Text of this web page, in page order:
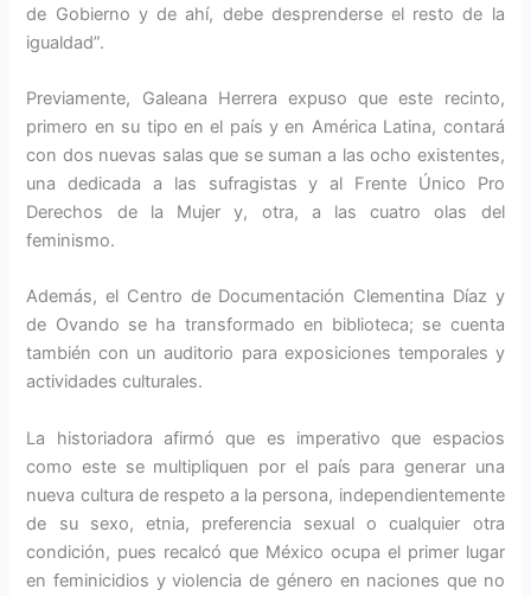
de Gobierno y de ahí, debe desprenderse el resto de la
igualdad”.
Previamente, Galeana Herrera expuso que este recinto,
primero en su tipo en el país y en América Latina, contará
con dos nuevas salas que se suman a las ocho existentes,
una dedicada a las sufragistas y al Frente Único Pro
Derechos de la Mujer y, otra, a las cuatro olas del
feminismo.
Además, el Centro de Documentación Clementina Díaz y
de Ovando se ha transformado en biblioteca; se cuenta
también con un auditorio para exposiciones temporales y
actividades culturales.
La historiadora afirmó que es imperativo que espacios
como este se multipliquen por el país para generar una
nueva cultura de respeto a la persona, independientemente
de su sexo, etnia, preferencia sexual o cualquier otra
condición, pues recalcó que México ocupa el primer lugar
en feminicidios y violencia de género en naciones que no